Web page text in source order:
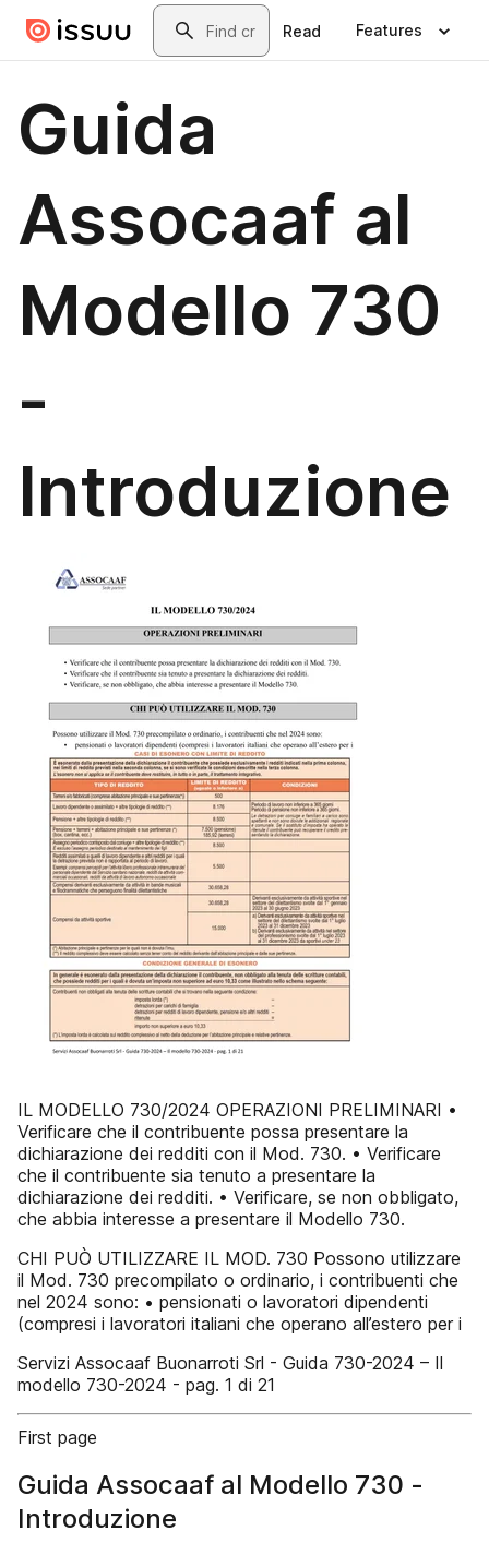
Skip to main contentSearch
Read Features
Guida
Assocaaf al
Modello 730
-
Introduzione
IL MODELLO 730/2024 OPERAZIONI PRELIMINARI •
Verificare che il contribuente possa presentare la
dichiarazione dei redditi con il Mod. 730. • Verificare
che il contribuente sia tenuto a presentare la
dichiarazione dei redditi. • Verificare, se non obbligato,
che abbia interesse a presentare il Modello 730.
CHI PUÒ UTILIZZARE IL MOD. 730 Possono utilizzare
il Mod. 730 precompilato o ordinario, i contribuenti che
nel 2024 sono: • pensionati o lavoratori dipendenti
(compresi i lavoratori italiani che operano all’estero per i
Servizi Assocaaf Buonarroti Srl - Guida 730-2024 – Il
modello 730-2024 - pag. 1 di 21
First page
Guida Assocaaf al Modello 730 -
Introduzione